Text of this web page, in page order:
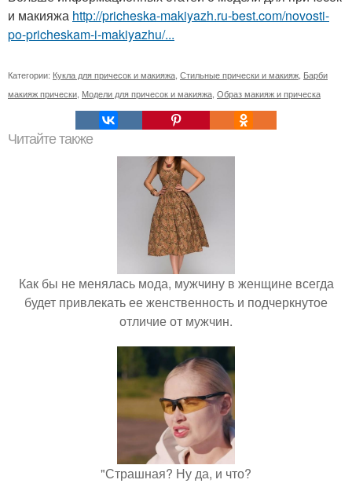
и макияжа http://pricheska-makiyazh.ru-best.com/novosti-
po-pricheskam-i-makiyazhu/...
Категории: Кукла для причесок и макияжа Стильные прически и макияж Барби
макияж прически Модели для причесок и макияжа Образ макияж и прическа
Читайте также
Как бы не менялась мода, мужчину в женщине всегда
будет привлекать ее женственность и подчеркнутое
отличие от мужчин.
"Страшная? Ну да, и что?